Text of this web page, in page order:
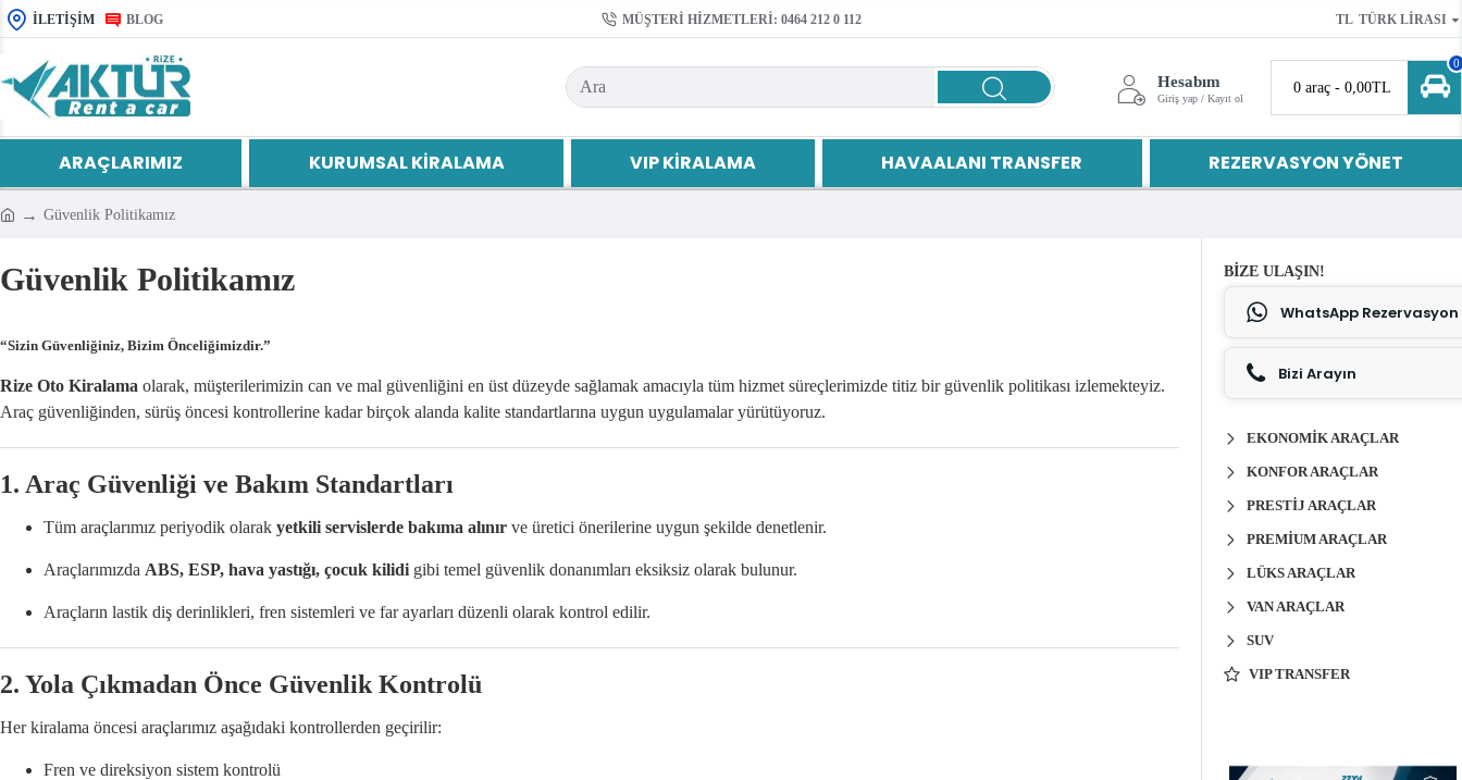
İLETIŞIM BLOG MÜŞTERI HIZMETLERI: 0464 212 0 112 TL TÜRK LIRASI
Hesabım
Giriş yap / Kayıt ol
0 araç - 0,00TL
0
ARAÇLARIMIZ KURUMSAL KIRALAMA VIP KIRALAMA HAVAALANI TRANSFER REZERVASYON YÖNET
Güvenlik Politikamız
Güvenlik Politikamız
“Sizin Güvenliğiniz, Bizim Önceliğimizdir.”
Rize Oto Kiralama olarak, müşterilerimizin can ve mal güvenliğini en üst düzeyde sağlamak amacıyla tüm hizmet süreçlerimizde titiz bir güvenlik politikası izlemekteyiz.
Araç güvenliğinden, sürüş öncesi kontrollerine kadar birçok alanda kalite standartlarına uygun uygulamalar yürütüyoruz.
1. Araç Güvenliği ve Bakım Standartları
Tüm araçlarımız periyodik olarak yetkili servislerde bakıma alınır ve üretici önerilerine uygun şekilde denetlenir.
Araçlarımızda ABS, ESP, hava yastığı, çocuk kilidi gibi temel güvenlik donanımları eksiksiz olarak bulunur.
Araçların lastik diş derinlikleri, fren sistemleri ve far ayarları düzenli olarak kontrol edilir.
2. Yola Çıkmadan Önce Güvenlik Kontrolü
Her kiralama öncesi araçlarımız aşağıdaki kontrollerden geçirilir:
Fren ve direksiyon sistem kontrolü
BIZE ULAŞIN!
WhatsApp Rezervasyon
Bizi Arayın
EKONOMIK ARAÇLAR
KONFOR ARAÇLAR
PRESTIJ ARAÇLAR
PREMIUM ARAÇLAR
LÜKS ARAÇLAR
VAN ARAÇLAR
SUV
VIP TRANSFER